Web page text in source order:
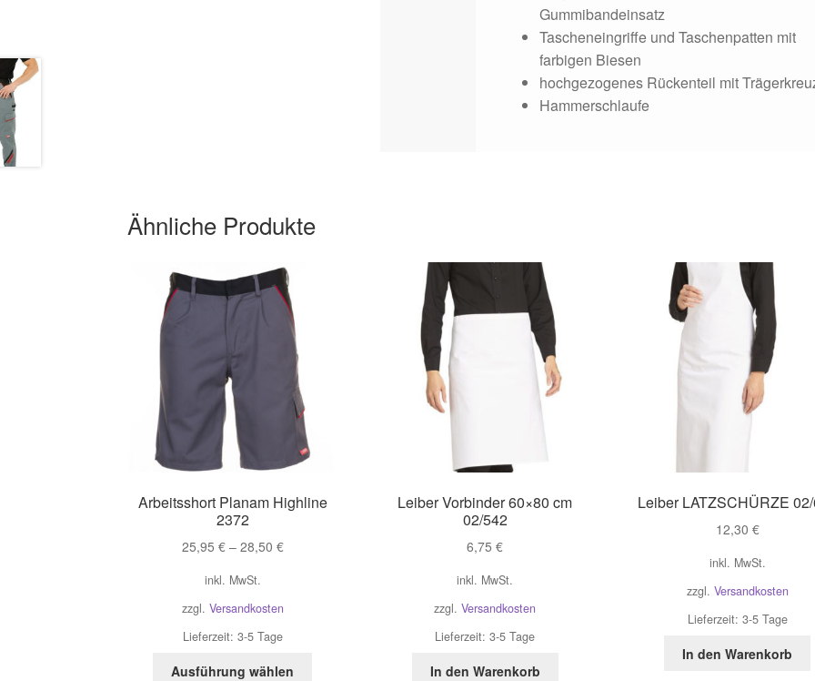
Gummibandeinsatz
Tascheneingriffe und Taschenpatten mit
farbigen Biesen
hochgezogenes Rückenteil mit
Hammerschlaufe
Ähnliche Produkte
Arbeitsshort Planam Highline
2372
25,95 €– 28,50 €
inkl. MwSt.
zzgl. Versandkosten
Lieferzeit: 3-5 Tage
Ausführung wählen
Leiber Vorbinder 60×80 cm
02/542
6,75€
inkl. MwSt.
zzgl.Versandkosten
Lieferzeit:3-5 Tage
In den Warenkorb
Leiber LATZSCHÜRZE
12,30 €
inkl. MwSt.
zzgl. Versandkosten
Lieferzeit: 3-5 Tage
In den Warenkorb